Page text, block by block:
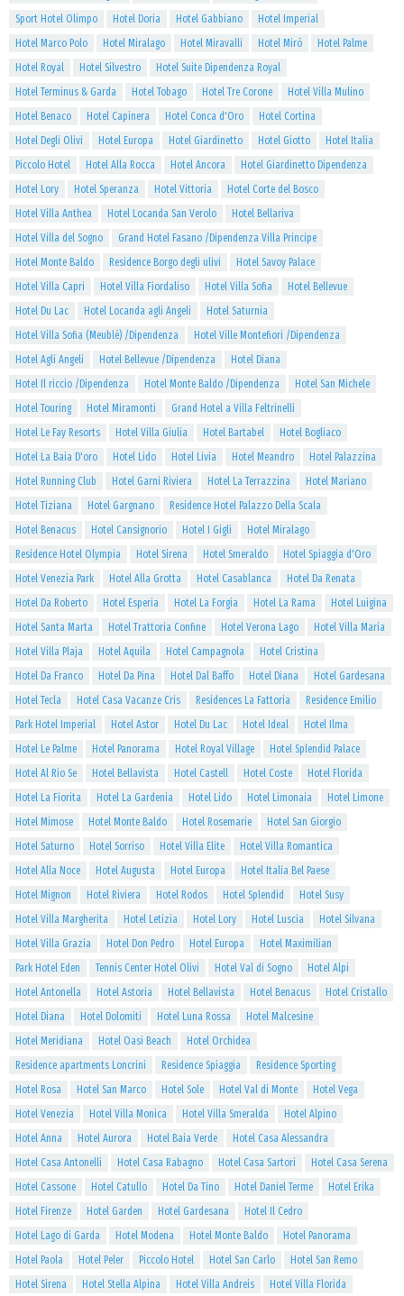
Sport Hotel Olimpo
Hotel Doria Hotel Gabbiano
Hotel Imperial
Hotel Marco Polo
Hotel Miralago Hotel Miravalli Hotel Mirò
Hotel Palme
Hotel Royal
Hotel Silvestro
Hotel Suite Dipendenza Royal
Hotel Terminus & Garda
Hotel Tobago Hotel Tre Corone
Hotel Villa Mulino
Hotel Benaco
Hotel Capinera Hotel Conca d'Oro
Hotel Cortina
Hotel Degli Olivi
Hotel Europa Hotel Giardinetto Hotel Giotto
Hotel Italia
Piccolo Hotel
Hotel Alla Rocca Hotel Ancora
Hotel Giardinetto Dipendenza
Hotel Lory
Hotel Speranza Hotel Vittoria
Hotel Corte del Bosco
Hotel Villa Anthea
Hotel Locanda San Verolo
Hotel Bellariva
Hotel Villa del Sogno
Grand Hotel Fasano /Dipendenza Villa Principe
Hotel Monte Baldo
Residence Borgo degli ulivi
Hotel Savoy Palace
Hotel Villa Capri
Hotel Villa Fiordaliso Hotel Villa Sofia
Hotel Bellevue
Hotel Du Lac
Hotel Locanda agli Angeli
Hotel Saturnia
Hotel Villa Sofia (Meublè) /Dipendenza
Hotel Ville Montefiori /Dipendenza
Hotel Agli Angeli
Hotel Bellevue /Dipendenza
Hotel Diana
Hotel Il riccio /Dipendenza
Hotel Monte Baldo /Dipendenza
Hotel San Michele
Hotel Touring
Hotel Miramonti
Grand Hotel a Villa Feltrinelli
Hotel Le Fay Resorts
Hotel Villa Giulia Hotel Bartabel
Hotel Bogliaco
Hotel La Baia D'oro
Hotel Lido Hotel Livia Hotel Meandro
Hotel Palazzina
Hotel Running Club
Hotel Garni Riviera Hotel La Terrazzina
Hotel Mariano
Hotel Tiziana
Hotel Gargnano
Residence Hotel Palazzo Della Scala
Hotel Benacus
Hotel Cansignorio Hotel I Gigli
Hotel Miralago
Residence Hotel Olympia
Hotel Sirena Hotel Smeraldo
Hotel Spiaggia d'Oro
Hotel Venezia Park
Hotel Alla Grotta Hotel Casablanca
Hotel Da Renata
Hotel Da Roberto
Hotel Esperia Hotel La Forgia Hotel La Rama
Hotel Luigina
Hotel Santa Marta
Hotel Trattoria Confine Hotel Verona Lago
Hotel Villa Maria
Hotel Villa Plaja
Hotel Aquila Hotel Campagnola
Hotel Cristina
Hotel Da Franco
Hotel Da Pina Hotel Dal Baffo Hotel Diana
Hotel Gardesana
Hotel Tecla
Hotel Casa Vacanze Cris Residences La Fattoria
Residence Emilio
Park Hotel Imperial
Hotel Astor Hotel Du Lac Hotel Ideal
Hotel Ilma
Hotel Le Palme
Hotel Panorama Hotel Royal Village
Hotel Splendid Palace
Hotel Al Rio Se
Hotel Bellavista Hotel Castell Hotel Coste
Hotel Florida
Hotel La Fiorita
Hotel La Gardenia Hotel Lido Hotel Limonaia
Hotel Limone
Hotel Mimose
Hotel Monte Baldo Hotel Rosemarie
Hotel San Giorgio
Hotel Saturno
Hotel Sorriso Hotel Villa Elite
Hotel Villa Romantica
Hotel Alla Noce
Hotel Augusta Hotel Europa
Hotel Italia Bel Paese
Hotel Mignon
Hotel Riviera Hotel Rodos Hotel Splendid
Hotel Susy
Hotel Villa Margherita
Hotel Letizia Hotel Lory Hotel Luscia
Hotel Silvana
Hotel Villa Grazia
Hotel Don Pedro Hotel Europa
Hotel Maximilian
Park Hotel Eden
Tennis Center Hotel Olivi Hotel Val di Sogno
Hotel Alpi
Hotel Antonella
Hotel Astoria Hotel Bellavista Hotel Benacus
Hotel Cristallo
Hotel Diana
Hotel Dolomiti Hotel Luna Rossa
Hotel Malcesine
Hotel Meridiana
Hotel Oasi Beach
Hotel Orchidea
Residence apartments Loncrini
Residence Spiaggia
Residence Sporting
Hotel Rosa
Hotel San Marco Hotel Sole Hotel Val di Monte
Hotel Vega
Hotel Venezia
Hotel Villa Monica Hotel Villa Smeralda
Hotel Alpino
Hotel Anna
Hotel Aurora Hotel Baia Verde
Hotel Casa Alessandra
Hotel Casa Antonelli
Hotel Casa Rabagno Hotel Casa Sartori
Hotel Casa Serena
Hotel Cassone
Hotel Catullo Hotel Da Tino Hotel Daniel Terme
Hotel Erika
Hotel Firenze
Hotel Garden Hotel Gardesana
Hotel Il Cedro
Hotel Lago di Garda
Hotel Modena Hotel Monte Baldo
Hotel Panorama
Hotel Paola
Hotel Peler Piccolo Hotel Hotel San Carlo
Hotel San Remo
Hotel Sirena
Hotel Stella Alpina Hotel Villa Andreis
Hotel Villa Florida